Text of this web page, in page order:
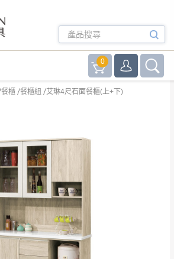
0
餐櫃 餐櫃組 艾琳4尺石面餐櫃(上+下)